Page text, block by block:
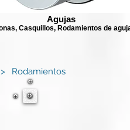
Agujas
Casquillos, Rodamientos de
Rodamientos